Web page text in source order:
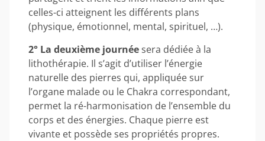
celles-ci atteignent les différents plans
(physique, émotionnel, mental, spirituel, …).
2° La deuxième journéesera dédiée à la
lithothérapie. Il s’agit d’utiliser l’énergie
naturelle des pierres qui, appliquée sur
l’organe malade ou le Chakra correspondant,
permet la ré-harmonisation de l’ensemble du
corps et des énergies. Chaque pierre est
vivante et possède ses propriétés propres.